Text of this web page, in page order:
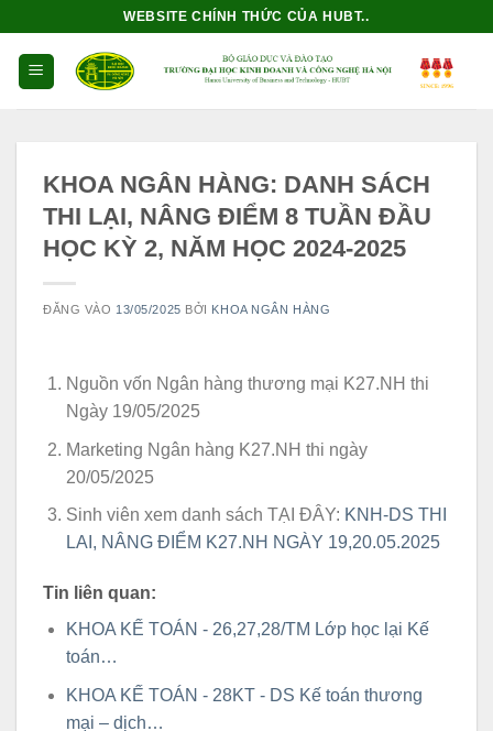
dung
WEBSITE CHÍNH THỨC CỦA HUBT..
KHOA NGÂN HÀNG: DANH SÁCH
THI LẠI, NÂNG ĐIỂM 8 TUẦN ĐẦU
HỌC KỲ 2, NĂM HỌC 2024-2025
ĐĂNG VÀO 13/05/2025 BỞI KHOA NGÂN HÀNG
Nguồn vốn Ngân hàng thương mại K27.NH thi
Ngày 19/05/2025
Marketing Ngân hàng K27.NH thi ngày
20/05/2025
Sinh viên xem danh sách TẠI ĐÂY: KNH-DS THI
LAI, NÂNG ĐIỂM K27.NH NGÀY 19,20.05.2025
Tin liên quan:
KHOA KẾ TOÁN - 26,27,28/TM Lớp học lại Kế
toán…
KHOA KẾ TOÁN - 28KT - DS Kế toán thương
mại – dịch…